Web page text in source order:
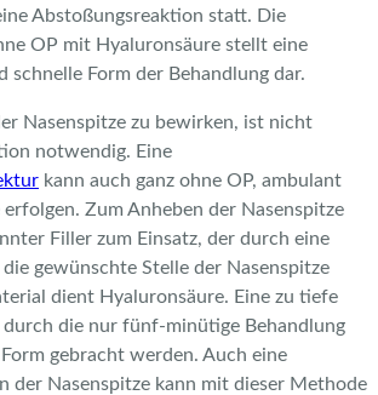
Abstoßungsreaktion statt. Die
OP mit Hyaluronsäure stellt eine
schnelle Form der Behandlung dar.
Nasenspitze zu bewirken, ist nicht
notwendig. Eine
kann auch ganz ohne OP, ambulant
Zum Anheben der Nasenspitze
Filler zum Einsatz, der durch eine
gewünschte Stelle der Nasenspitze
dient Hyaluronsäure. Eine zu tiefe
durch die nur fünf-minütige Behandlung
gebracht werden. Auch eine
der Nasenspitze kann mit dieser Methode